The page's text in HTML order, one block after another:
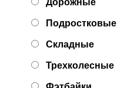
Дорожные
Подростковые
Складные
Трехколесные